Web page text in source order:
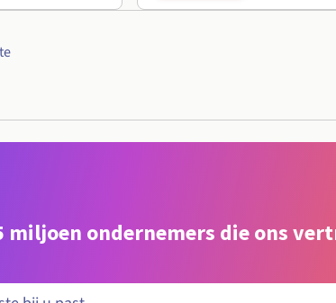
miljoen ondernemers die ons